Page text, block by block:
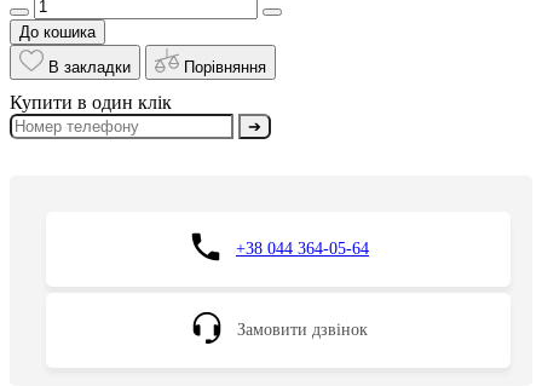
До кошика
В закладки
Порівняння
Купити в один клік
➔
+38 044 364-05-64
Замовити дзвінок